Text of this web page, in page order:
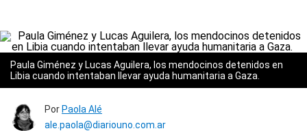
Paula Giménez y Lucas Aguilera, los mendocinos detenidos en
Libia cuando intentaban llevar ayuda humanitaria a Gaza.
Por Paola Alé
ale.paola@diariouno.com.ar